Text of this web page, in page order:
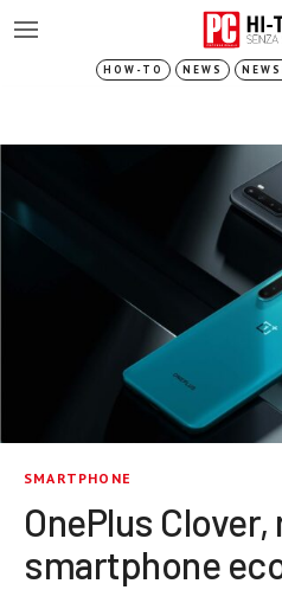
HOW-TO NEWS
SMARTPHONE
OnePlus Clover,
smartphone